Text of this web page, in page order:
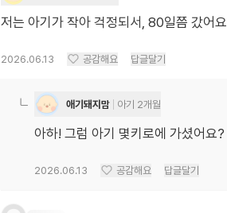
저는 아기가 작아 걱정되서, 80일쯤 갔어요
2026.06.13 공감해요 답글달기
애기돼지맘 아기 2개월
아하! 그럼 아기 몇키로에 가셨어요?
2026.06.13 공감해요 답글달기